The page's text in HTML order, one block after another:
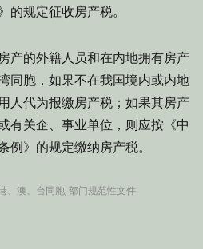
的规定征收房产税。
的外籍人员和在内地拥有房产
同胞，如果不在我国境内或内地
人代为报缴房产税；如果其房产
有关企、事业单位，则应按《中
例》的规定缴纳房产税。
、澳、台同胞, 部门规范性文件